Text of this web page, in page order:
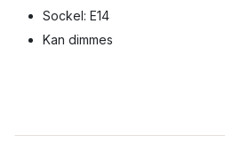
Sockel: E14
Kan dimmes